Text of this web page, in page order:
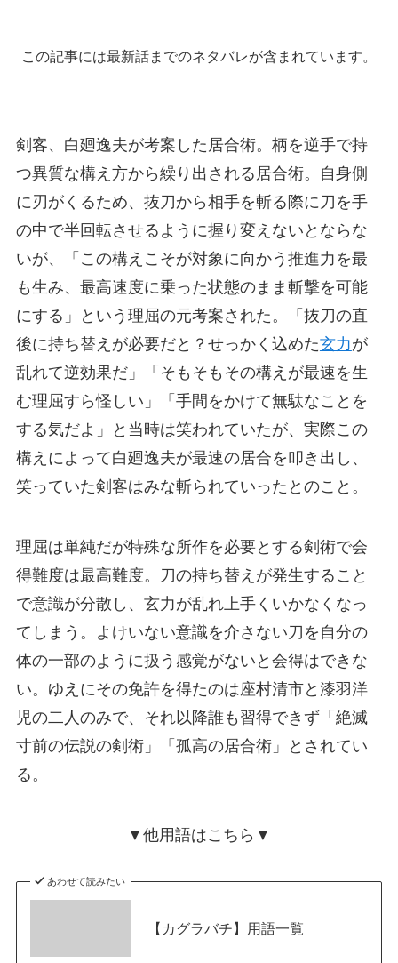
この記事には最新話までのネタバレが含まれています。
剣客、白廻逸夫が考案した居合術。柄を逆手で持
つ異質な構え方から繰り出される居合術。自身側
に刃がくるため、抜刀から相手を斬る際に刀を手
の中で半回転させるように握り変えないとならな
いが、「この構えこそが対象に向かう推進力を最
も生み、最高速度に乗った状態のまま斬撃を可能
にする」という理屈の元考案された。「抜刀の直
後に持ち替えが必要だと？せっかく込めた玄力が
乱れて逆効果だ」「そもそもその構えが最速を生
む理屈すら怪しい」「手間をかけて無駄なことを
する気だよ」と当時は笑われていたが、実際この
構えによって白廻逸夫が最速の居合を叩き出し、
笑っていた剣客はみな斬られていったとのこと。
理屈は単純だが特殊な所作を必要とする剣術で会
得難度は最高難度。刀の持ち替えが発生すること
で意識が分散し、玄力が乱れ上手くいかなくなっ
てしまう。よけいない意識を介さない刀を自分の
体の一部のように扱う感覚がないと会得はできな
い。ゆえにその免許を得たのは座村清市と漆羽洋
児の二人のみで、それ以降誰も習得できず「絶滅
寸前の伝説の剣術」「孤高の居合術」とされてい
る。
▼他用語はこちら▼
あわせて読みたい
【カグラバチ】用語一覧